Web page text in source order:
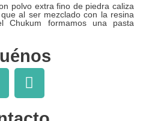
polvo extra fino de piedra caliza
al ser mezclado con la resina
Chukum formamos una pasta